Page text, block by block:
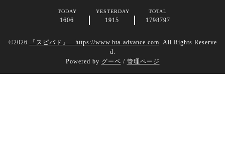
TODAY
1606
YESTERDAY
1915
TOTAL
1798797
©2026 『スピバド』 https://www.hta-advance.com. All Rights Reserve
d.
Powered by グーペ / 管理ページ